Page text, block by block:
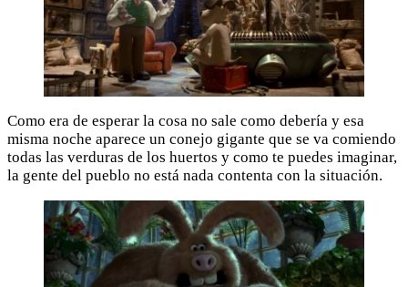
Como era de esperar la cosa no sale como debería y esa
misma noche aparece un conejo gigante que se va comiendo
todas las verduras de los huertos y como te puedes imaginar,
la gente del pueblo no está nada contenta con la situación.